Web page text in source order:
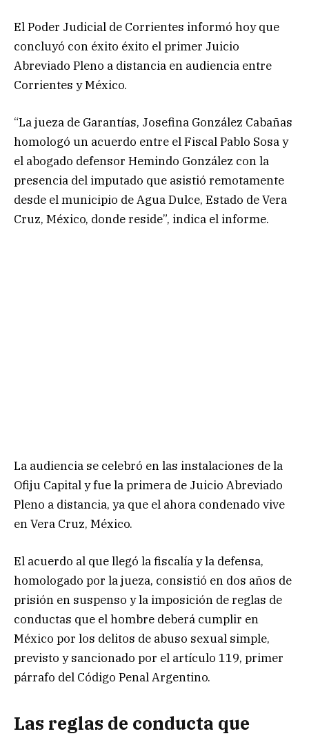
El Poder Judicial de Corrientes informó hoy que
concluyó con éxito éxito el primer Juicio
Abreviado Pleno a distancia en audiencia entre
Corrientes y México.
“La jueza de Garantías, Josefina González Cabañas
homologó un acuerdo entre el Fiscal Pablo Sosa y
el abogado defensor Hemindo González con la
presencia del imputado que asistió remotamente
desde el municipio de Agua Dulce, Estado de Vera
Cruz, México, donde reside”, indica el informe.
La audiencia se celebró en las instalaciones de la
Ofiju Capital y fue la primera de Juicio Abreviado
Pleno a distancia, ya que el ahora condenado vive
en Vera Cruz, México.
El acuerdo al que llegó la fiscalía y la defensa,
homologado por la jueza, consistió en dos años de
prisión en suspenso y la imposición de reglas de
conductas que el hombre deberá cumplir en
México por los delitos de abuso sexual simple,
previsto y sancionado por el artículo 119, primer
párrafo del Código Penal Argentino.
Las reglas de conducta que